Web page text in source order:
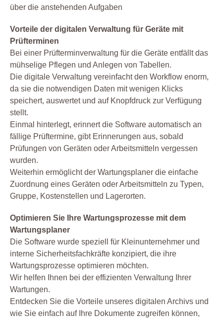
über die anstehenden Aufgaben
Vorteile der digitalen Verwaltung für Geräte mit
Prüfterminen
Bei einer Prüfterminverwaltung für die Geräte entfällt das
mühselige Pflegen und Anlegen von Tabellen.
Die digitale Verwaltung vereinfacht den Workflow enorm,
da sie die notwendigen Daten mit wenigen Klicks
speichert, auswertet und auf Knopfdruck zur Verfügung
stellt.
Einmal hinterlegt, erinnert die Software automatisch an
fällige Prüftermine, gibt Erinnerungen aus, sobald
Prüfungen von Geräten oder Arbeitsmitteln vergessen
wurden.
Weiterhin ermöglicht der Wartungsplaner die einfache
Zuordnung eines Geräten oder Arbeitsmitteln zu Typen,
Gruppe, Kostenstellen und Lagerorten.
Optimieren Sie Ihre Wartungsprozesse mit dem
Wartungsplaner
Die Software wurde speziell für Kleinunternehmer und
interne Sicherheitsfachkräfte konzipiert, die ihre
Wartungsprozesse optimieren möchten.
Wir helfen Ihnen bei der effizienten Verwaltung Ihrer
Wartungen.
Entdecken Sie die Vorteile unseres digitalen Archivs und
wie Sie einfach auf Ihre Dokumente zugreifen können,